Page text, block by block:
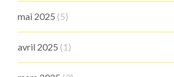
mai 2025 (5)
avril 2025 (1)